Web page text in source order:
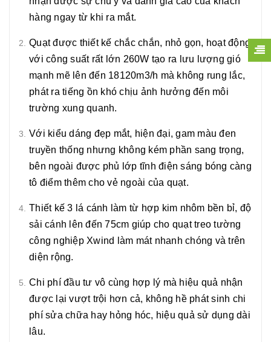
hàng ngay từ khi ra mắt.
Quạt được thiết kế chắc chắn, nhỏ gọn, hoạt động
với công suất rất lớn 260W tạo ra lưu lượng gió
mạnh mẽ lên đến 18120m3/h mà không rung lắc,
phát ra tiếng ồn khó chịu ảnh hưởng đến môi
trường xung quanh.
Với kiểu dáng đẹp mắt, hiện đại, gam màu đen
truyền thống nhưng không kém phần sang trọng,
bên ngoài được phủ lớp tĩnh điện sáng bóng càng
tô điểm thêm cho vẻ ngoài của quạt.
Thiết kế 3 lá cánh làm từ hợp kim nhôm bền bỉ, độ
sải cánh lên đến 75cm giúp cho quạt treo tường
công nghiệp Xwind làm mát nhanh chóng và trên
diện rộng.
Chi phí đầu tư vô cùng hợp lý mà hiệu quả nhận
được lại vượt trội hơn cả, không hề phát sinh chi
phí sửa chữa hay hỏng hóc, hiệu quả sử dụng dài
lâu.